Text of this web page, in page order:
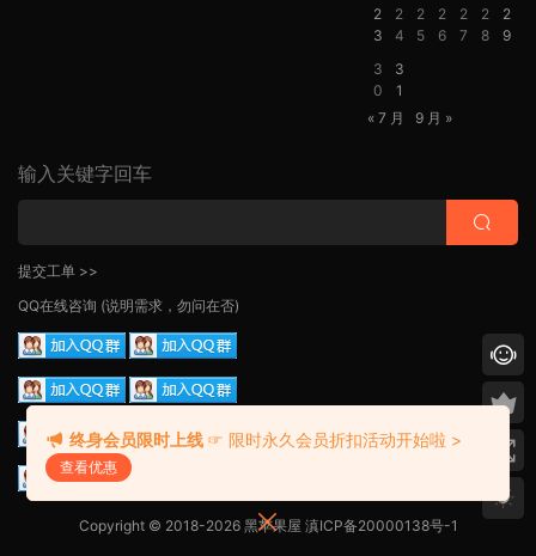
2
3
2
4
2
5
2
6
2
7
2
8
2
9
3
0
3
1
« 7 月
9 月 »
输入关键字回车
提交工单 >>
QQ在线咨询 (说明需求，勿问在否)
Copyright © 2018-2026 黑苹果屋 滇ICP备20000138号-1
终身会员限时上线 ☞ 限时永久会员折扣活动开始啦 >
查看优惠